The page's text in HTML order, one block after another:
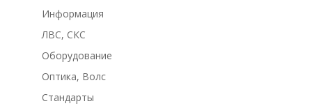
Информация
ЛВС, СКС
Оборудование
Оптика, Волс
Стандарты